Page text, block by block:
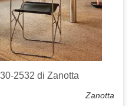
2532 di Zanotta
Zanotta